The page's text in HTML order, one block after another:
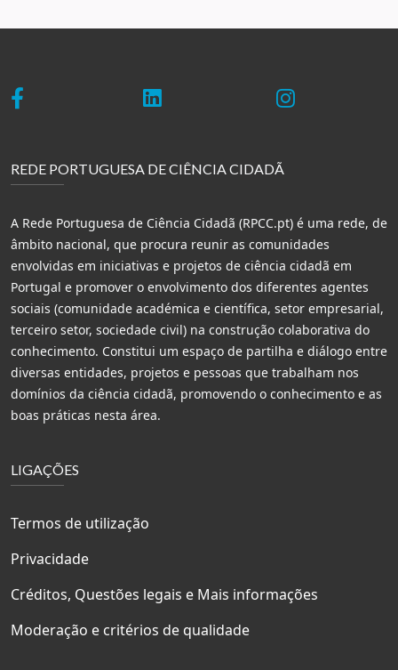
REDE PORTUGUESA DE CIÊNCIA CIDADÃ
A Rede Portuguesa de Ciência Cidadã (RPCC.pt) é uma rede, de
âmbito nacional, que procura reunir as comunidades
envolvidas em iniciativas e projetos de ciência cidadã em
Portugal e promover o envolvimento dos diferentes agentes
sociais (comunidade académica e científica, setor empresarial,
terceiro setor, sociedade civil) na construção colaborativa do
conhecimento. Constitui um espaço de partilha e diálogo entre
diversas entidades, projetos e pessoas que trabalham nos
domínios da ciência cidadã, promovendo o conhecimento e as
boas práticas nesta área.
LIGAÇÕES
Termos de utilização
Privacidade
Créditos, Questões legais e Mais informações
Moderação e critérios de qualidade